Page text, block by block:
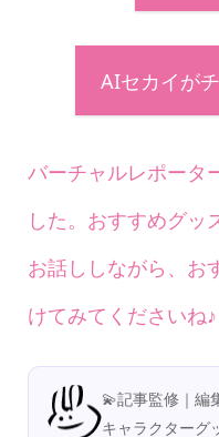
AIセカイが
バーチャルレポータ
した。おすすめグッ
お話ししながら、お
けてみてくださいね♪
💫記事監修｜編
キャラクターグ